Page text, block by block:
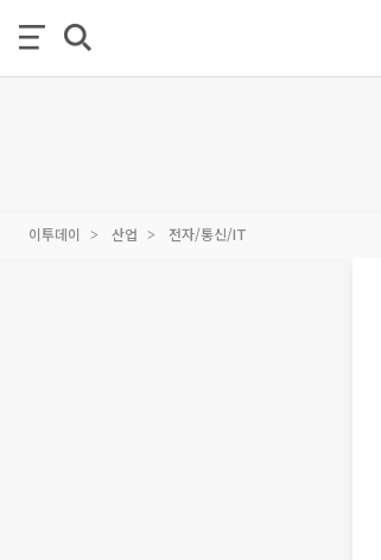
이투데이 산업 전자/통신/IT